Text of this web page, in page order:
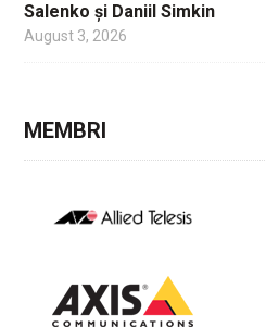
Salenko și Daniil Simkin
August 3, 2026
MEMBRI